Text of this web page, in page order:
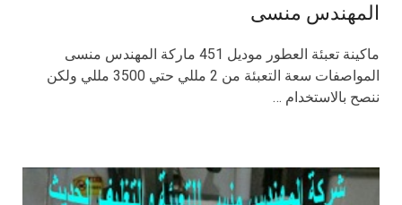
المهندس منسى
ماكينة تعبئة العطور موديل 451 ماركة المهندس منسى
المواصفات سعة التعبئة من 2 مللي حتي 3500 مللي ولكن
ننصح بالاستخدام …